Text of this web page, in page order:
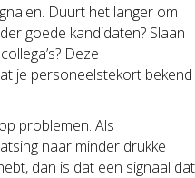
Duurt het langer om
goede kandidaten? Slaan
Deze
je personeelstekort bekend
problemen. Als
naar minder drukke
dan is dat een signaal dat